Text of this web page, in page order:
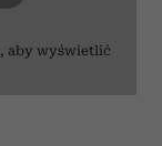
, aby wyświetlić